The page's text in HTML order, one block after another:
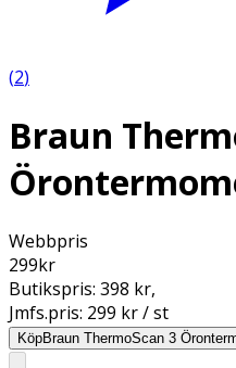
(2)
Braun
Webbpris
299kr
Butikspris: 398 kr,
Jmfs.pris: 299 kr / st
KöpBraun ThermoScan 3